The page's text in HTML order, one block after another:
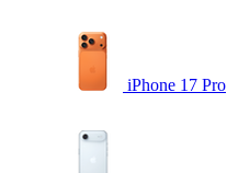
iPhone 17 Pro